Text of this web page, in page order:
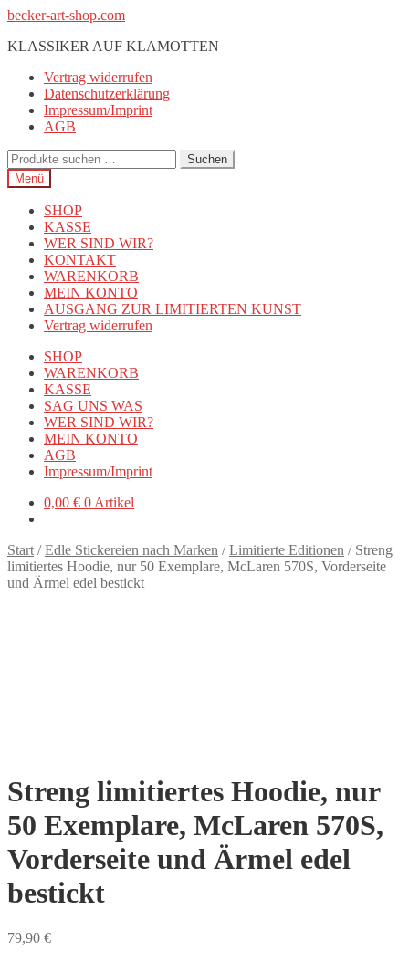
Zur
springen
Zum
springen
becker-art-shop.com
KLASSIKER AUF KLAMOTTEN
Vertrag widerrufen
Datenschutzerklärung
Impressum/Imprint
AGB
Suchen
nach:
Suchen
Menü
SHOP
KASSE
WER SIND WIR?
KONTAKT
WARENKORB
MEIN KONTO
AUSGANG ZUR LIMITIERTEN KUNST
Vertrag widerrufen
SHOP
WARENKORB
KASSE
SAG UNS WAS
WER SIND WIR?
MEIN KONTO
AGB
Impressum/Imprint
0,00 € 0 Artikel
Start /Edle Stickereien nach Marken /Limitierte Editionen / Streng
limitiertes Hoodie, nur 50 Exemplare, McLaren 570S, Vorderseite
und Ärmel edel bestickt
Streng limitiertes Hoodie, nur
50 Exemplare, McLaren 570S,
Vorderseite und Ärmel edel
bestickt
79,90 €